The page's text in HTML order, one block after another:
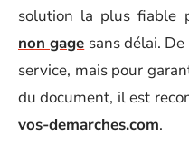
solution la plus fiable
non gage sans délai.
service, mais pour
du document, il est
vos-demarches.com.